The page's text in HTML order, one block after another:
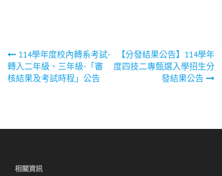
文
章
覽
114學年度校內轉系考試-
轉入二年級、三年級-「審
核結果及考試時程」公告
【分發結果公告】114學年
度四技二專甄選入學招生分
發結果公告
相關資訊